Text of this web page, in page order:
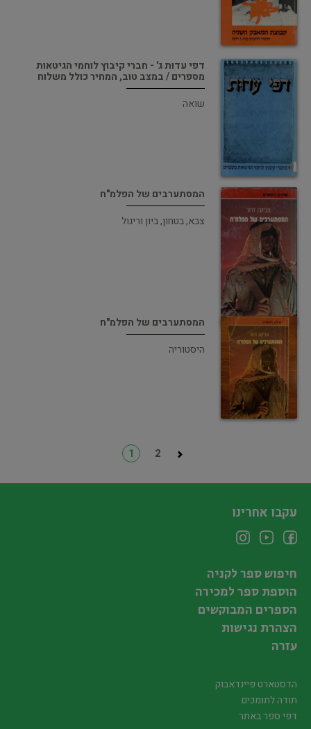
דפי עדות ג' - חברי קיבוץ לוחמי הגיטאות
מספרים / במצב טוב, המחיר כולל משלוח
שואה
המסתערבים של הפלמ"ח
צבא, בטחון, ביון וריגול
המסתערבים של הפלמ"ח
היסטוריה
1 2
עקבו אחרינו
חיפוש ספר לקניה
הוספת ספר למכירה
הספרים המבוקשים
הצהרת נגישות
עזרה
הדסטארט פיינדאבוק
תודה לתומכים
דפי ספר באתר